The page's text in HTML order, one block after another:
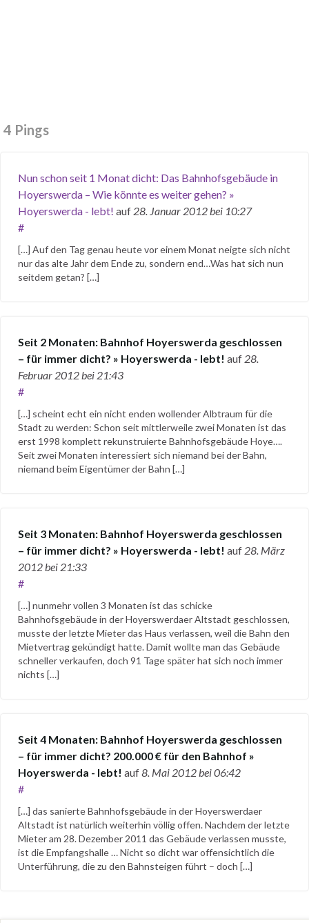
4 Pings
Nun schon seit 1 Monat dicht: Das Bahnhofsgebäude in
Hoyerswerda – Wie könnte es weiter gehen? »
Hoyerswerda - lebt! auf 28. Januar 2012bei 10:27
#
[…] Auf den Tag genau heute vor einem Monat neigte sich nicht
nur das alte Jahr dem Ende zu, sondern end…Was hat sich nun
seitdem getan? […]
Seit 2 Monaten: Bahnhof Hoyerswerda geschlossen
– für immer dicht? » Hoyerswerda - lebt! auf 28.
Februar 2012bei 21:43
#
[…] scheint echt ein nicht enden wollender Albtraum für die
Stadt zu werden: Schon seit mittlerweile zwei Monaten ist das
erst 1998 komplett rekunstruierte Bahnhofsgebäude Hoye….
Seit zwei Monaten interessiert sich niemand bei der Bahn,
niemand beim Eigentümer der Bahn […]
Seit 3 Monaten: Bahnhof Hoyerswerda geschlossen
– für immer dicht? » Hoyerswerda - lebt! auf 28. März
2012bei 21:33
#
[…] nunmehr vollen 3 Monaten ist das schicke
Bahnhofsgebäude in der Hoyerswerdaer Altstadt geschlossen,
musste der letzte Mieter das Haus verlassen, weil die Bahn den
Mietvertrag gekündigt hatte. Damit wollte man das Gebäude
schneller verkaufen, doch 91 Tage später hat sich noch immer
nichts […]
Seit 4 Monaten: Bahnhof Hoyerswerda geschlossen
– für immer dicht? 200.000 € für den Bahnhof »
Hoyerswerda - lebt! auf8. Mai 2012bei 06:42
#
[…] das sanierte Bahnhofsgebäude in der Hoyerswerdaer
Altstadt ist natürlich weiterhin völlig offen. Nachdem der letzte
Mieter am 28. Dezember 2011 das Gebäude verlassen musste,
ist die Empfangshalle … Nicht so dicht war offensichtlich die
Unterführung, die zu den Bahnsteigen führt – doch […]